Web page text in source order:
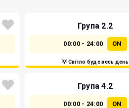
Група 2.2
00:00 - 24:00 ON
💡 Світло буде весь день
Група 4.2
00:00 - 24:00 ON